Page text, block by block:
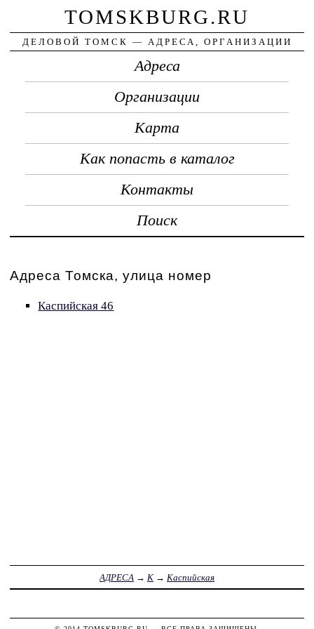
TOMSKBURG.RU
ДЕЛОВОЙ ТОМСК — АДРЕСА, ОРГАНИЗАЦИИ
Адреса
Организации
Карта
Как попасть в каталог
Контакты
Поиск
Адреса Томска, улица номер
Каспийская 46
АДРЕСА → К → Каспийская